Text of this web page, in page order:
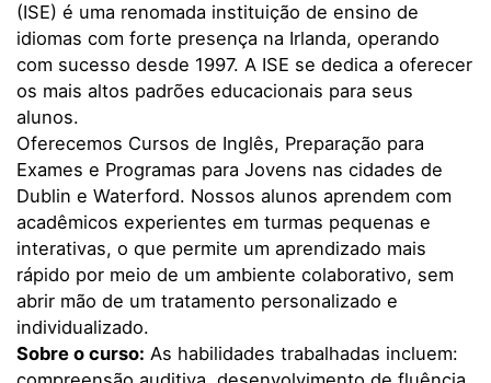
(ISE) é uma renomada instituição de ensino de
idiomas com forte presença na Irlanda, operando
com sucesso desde 1997. A ISE se dedica a oferecer
os mais altos padrões educacionais para seus
alunos.
Oferecemos Cursos de Inglês, Preparação para
Exames e Programas para Jovens nas cidades de
Dublin e Waterford. Nossos alunos aprendem com
acadêmicos experientes em turmas pequenas e
interativas, o que permite um aprendizado mais
rápido por meio de um ambiente colaborativo, sem
abrir mão de um tratamento personalizado e
individualizado.
Sobre o curso: As habilidades trabalhadas incluem: